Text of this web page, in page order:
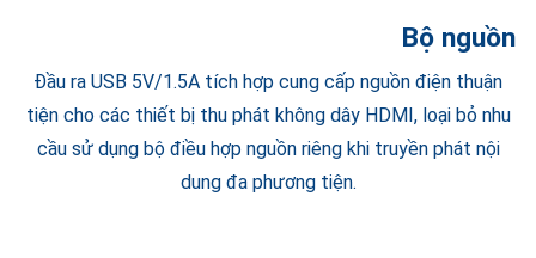
Bộ nguồn
Đầu ra USB 5V/1.5A tích hợp cung cấp nguồn điện thuận
tiện cho các thiết bị thu phát không dây HDMI, loại bỏ nhu
cầu sử dụng bộ điều hợp nguồn riêng khi truyền phát nội
dung đa phương tiện.